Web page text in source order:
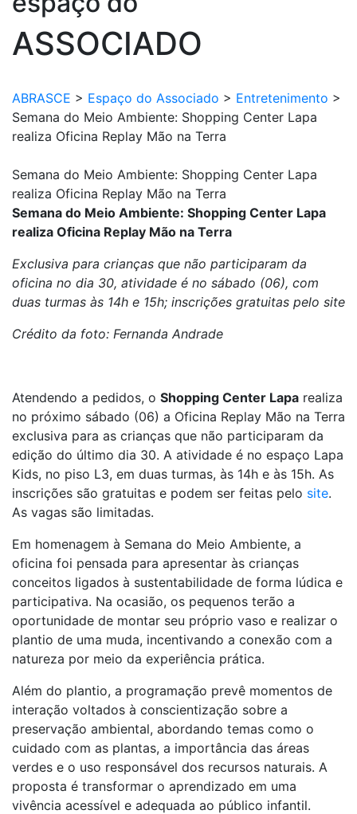
ASSOCIADO
ABRASCE > Espaço do Associado > Entretenimento >
Semana do Meio Ambiente: Shopping Center Lapa
realiza Oficina Replay Mão na Terra
Semana do Meio Ambiente: Shopping Center Lapa
realiza Oficina Replay Mão na Terra
Semana do Meio Ambiente: Shopping Center Lapa
realiza Oficina Replay Mão na Terra
Exclusiva para crianças que não participaram da
oficina no dia 30, atividade é no sábado (06), com
duas turmas às 14h e 15h; inscrições gratuitas pelo site
Crédito da foto: Fernanda Andrade
Atendendo a pedidos, o Shopping Center Lapa realiza
no próximo sábado (06) a Oficina Replay Mão na Terra
exclusiva para as crianças que não participaram da
edição do último dia 30. A atividade é no espaço Lapa
Kids, no piso L3, em duas turmas, às 14h e às 15h. As
inscrições são gratuitas e podem ser feitas pelo site.
As vagas são limitadas.
Em homenagem à Semana do Meio Ambiente, a
oficina foi pensada para apresentar às crianças
conceitos ligados à sustentabilidade de forma lúdica e
participativa. Na ocasião, os pequenos terão a
oportunidade de montar seu próprio vaso e realizar o
plantio de uma muda, incentivando a conexão com a
natureza por meio da experiência prática.
Além do plantio, a programação prevê momentos de
interação voltados à conscientização sobre a
preservação ambiental, abordando temas como o
cuidado com as plantas, a importância das áreas
verdes e o uso responsável dos recursos naturais. A
proposta é transformar o aprendizado em uma
vivência acessível e adequada ao público infantil.